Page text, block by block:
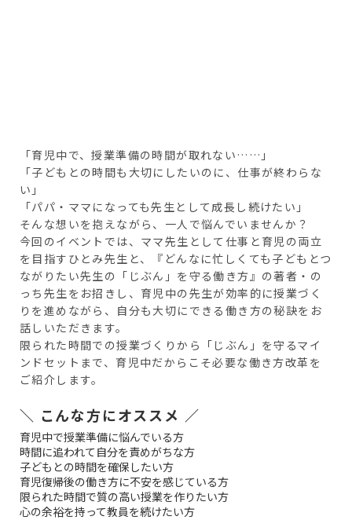
「育児中で、授業準備の時間が取れない……」
「子どもとの時間も大切にしたいのに、仕事が終わらな
い」
「パパ・ママになっても先生として成長し続けたい」
そんな想いを抱えながら、一人で悩んでいませんか？
今回のイベントでは、ママ先生として仕事と育児の両立
を目指すひとみ先生と、『どんなに忙しくても子どもとつ
ながりたい先生の「じぶん」を守る働き方』の著者・の
っち先生をお招きし、育児中の先生が効率的に授業づく
りを進めながら、自分も大切にできる働き方の秘訣をお
話しいただきます。
限られた時間での授業づくりから「じぶん」を守るマイ
ンドセットまで、育児中だからこそ必要な働き方改革を
ご紹介します。
＼ こんな方にオススメ ／
育児中で授業準備に悩んでいる方
時間に追われて自分を責めがちな方
子どもとの時間を確保したい方
育児復帰後の働き方に不安を感じている方
限られた時間で質の高い授業を作りたい方
心の余裕を持って教員を続けたい方